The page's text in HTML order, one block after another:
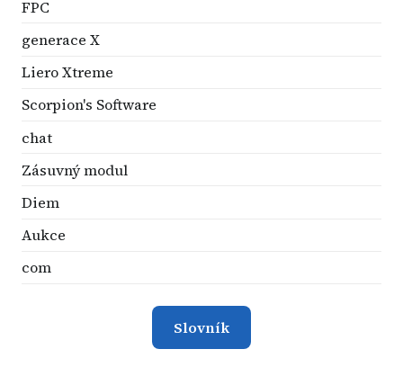
FPC
generace X
Liero Xtreme
Scorpion's Software
chat
Zásuvný modul
Diem
Aukce
com
Slovník